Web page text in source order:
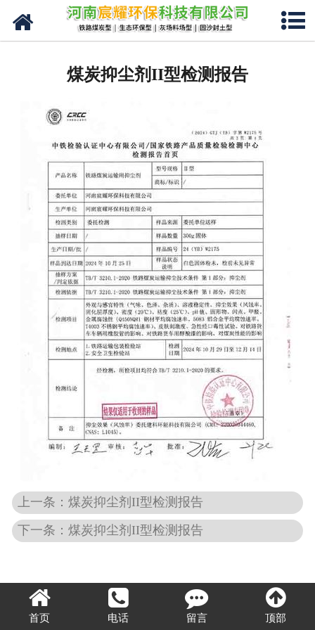
网站首页
现场视频
联系我们
煤炭抑尘剂II型检测报告
上一条：煤炭抑尘剂II型检测报告
下一条：煤炭抑尘剂II型检测报告
首页 电话 留言 顶部